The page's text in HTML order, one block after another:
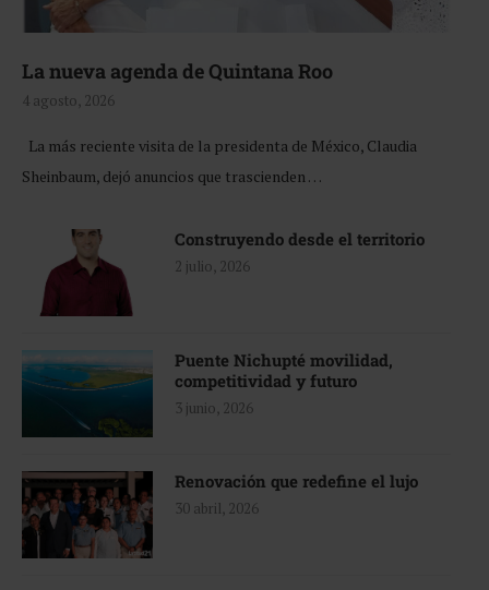
La nueva agenda de Quintana Roo
4 agosto, 2026
La más reciente visita de la presidenta de México, Claudia
Sheinbaum, dejó anuncios que trascienden …
Construyendo desde el territorio
2 julio, 2026
Puente Nichupté movilidad,
competitividad y futuro
3 junio, 2026
Renovación que redefine el lujo
30 abril, 2026